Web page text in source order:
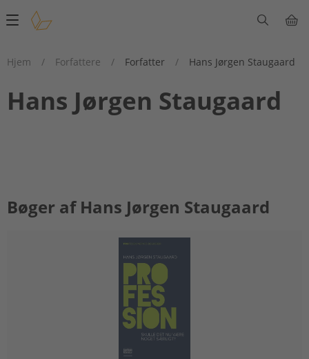
Main
Hjem
/ Forfattere / Forfatter / Hans Jørgen Staugaard
Hans Jørgen Staugaard
Bøger af Hans Jørgen Staugaard